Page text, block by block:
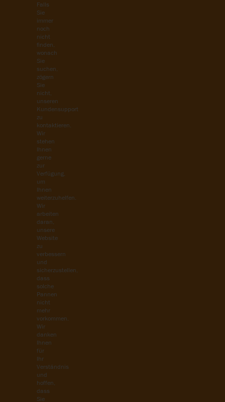
Falls
Sie
immer
noch
nicht
finden,
wonach
Sie
suchen,
zögern
Sie
nicht,
unseren
Kundensupport
zu
kontaktieren.
Wir
stehen
Ihnen
gerne
zur
Verfügung,
um
Ihnen
weiterzuhelfen.
Wir
arbeiten
daran,
unsere
Website
zu
verbessern
und
sicherzustellen,
dass
solche
Pannen
nicht
mehr
vorkommen.
Wir
danken
Ihnen
für
Ihr
Verständnis
und
hoffen,
dass
Sie